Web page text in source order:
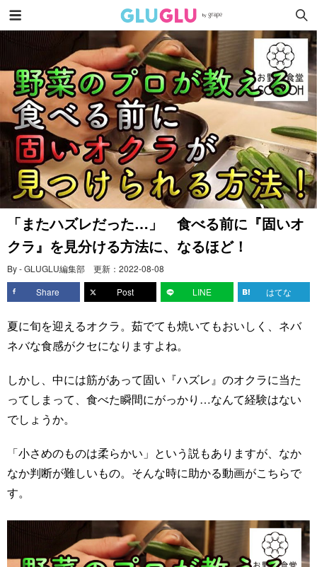
「またハズレだった…」 食べる前に『固いオ
クラ』を見分ける方法に、なるほど！
By - GLUGLU編集部 更新： 2022-08-08
Share
Post LINE はてな
夏に旬を迎えるオクラ。茹でても焼いてもおいしく、ネバ
ネバな食感がクセになりますよね。
しかし、中には筋があって固い『ハズレ』のオクラに当た
ってしまって、食べた瞬間にがっかり…なんて経験はない
でしょうか。
「小さめのものは柔らかい」という説もありますが、なか
なか判断が難しいもの。そんな時に助かる動画がこちらで
す。